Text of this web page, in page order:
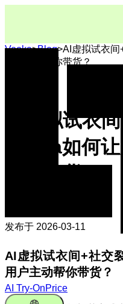
AI Try-OnPrice
Vooka>Blog>AI虚拟试衣间
用户主动帮你带货？
AI虚拟试衣
Vooka如何
发布于 2026-03-11
AI虚拟试衣间+社交
用户主动帮你带货？